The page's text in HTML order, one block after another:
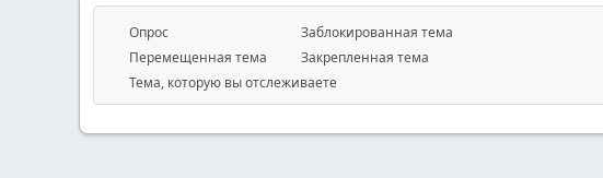
Опрос
Перемещенная тема
Заблокированная тема
Закрепленная тема
Тема, которую вы отслеживаете